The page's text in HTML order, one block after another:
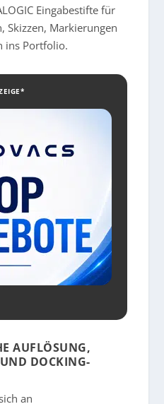
Eingabestifte für
Skizzen, Markierungen
ins Portfolio.
AUFLÖSUNG,
DOCKING-
an